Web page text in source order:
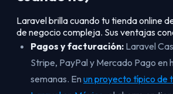
Laravel brilla cuando tu tienda online
de negocio compleja. Sus ventajas
Pagos y facturación: Laravel
Stripe, PayPal y Mercado Pago en
semanas. En un proyecto típico de